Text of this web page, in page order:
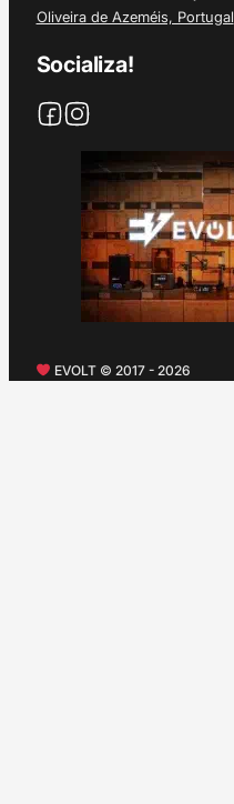
Oliveira de Azeméis, Portugal
Socializa!
EVOLT © 2017 - 2026